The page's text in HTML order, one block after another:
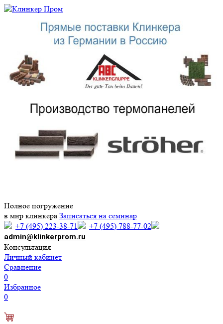
Полное погружение
в мир клинкера Записаться на семинар
+7 (495) 223-38-71
+7 (495) 788-77-02
admin@klinkerprom.ru
Консультация
Личный кабинет
Сравнение
0
Избранное
0